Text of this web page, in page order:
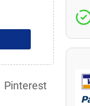
Pinterest